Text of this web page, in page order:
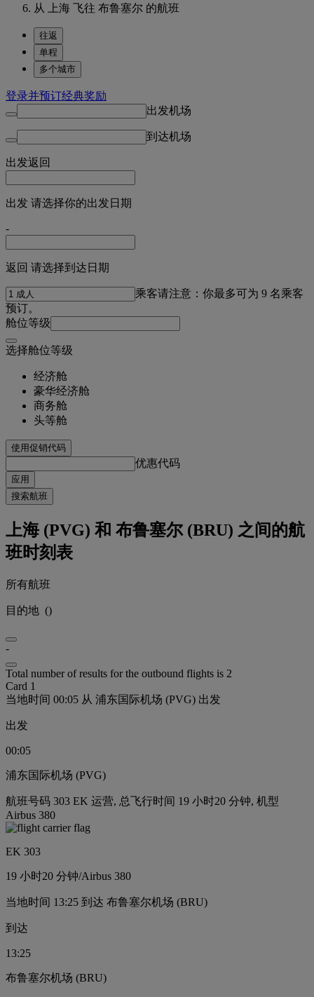
从 上海 飞往 布鲁塞尔 的航班
往返
单程
多个城市
登录并预订经典奖励
出发机场
到达机场
出发返回
出发 请选择你的出发日期
-
返回 请选择到达日期
乘客请注意：你最多可为 9 名乘客
预订。
舱位等级
选择舱位等级
经济舱
豪华经济舱
商务舱
头等舱
使用促销代码
优惠代码
应用
搜索航班
上海 (PVG) 和 布鲁塞尔 (BRU) 之间的航
班时刻表
所有航班
目的地 ()
-
Total number of results for the outbound flights is 2
Card 1
当地时间 00:05 从 浦东国际机场 (PVG) 出发
出发
00:05
浦东国际机场 (PVG)
航班号码 303 EK 运营, 总飞行时间 19 小时20 分钟, 机型
Airbus 380
EK 303
19 小时20 分钟/Airbus 380
当地时间 13:25 到达 布鲁塞尔机场 (BRU)
到达
13:25
布鲁塞尔机场 (BRU)